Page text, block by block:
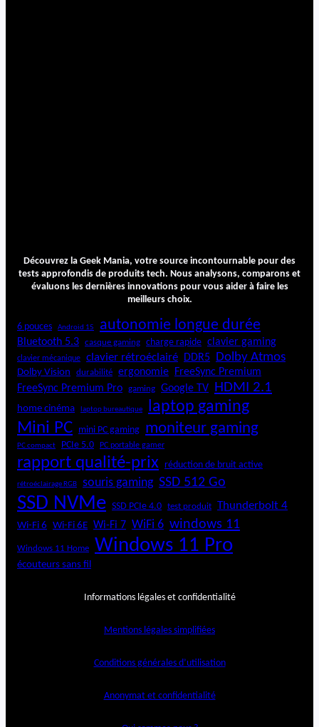
Découvrez la Geek Mania, votre source incontournable pour des
tests approfondis de produits tech. Nous analysons, comparons et
évaluons les dernières innovations pour vous aider à faire les
meilleurs choix.
6 pouces Android 15 autonomie longue durée
Bluetooth 5.3 casque gaming charge rapide clavier gaming
clavier mécanique clavier rétroéclairé DDR5 Dolby Atmos
Dolby Vision durabilité ergonomie FreeSync Premium
FreeSync Premium Pro
gaming Google TV HDMI 2.1
home cinéma laptop bureautique laptop gaming
Mini PC mini PC gaming moniteur gaming
PC compact PCIe 5.0 PC portable gamer
rapport qualité-prix réduction de bruit active
rétroéclairage RGB souris gaming SSD 512 Go
SSD NVMe SSD PCIe 4.0 test produit Thunderbolt 4
Wi-Fi 6 Wi-Fi 6E Wi-Fi 7 WiFi 6 windows 11
Windows 11 Home Windows 11 Pro
écouteurs sans fil
Informations légales et confidentialité
Mentions légales simplifiées
Conditions générales d’utilisation
Anonymat et confidentialité